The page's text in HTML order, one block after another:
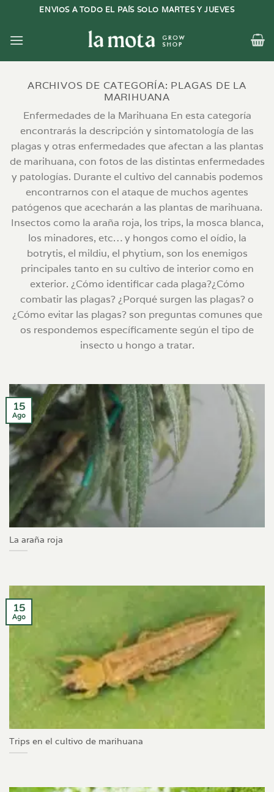
contenido
ENVIOS A TODO EL PAÍS SOLO MARTES Y JUEVES
ARCHIVOS DE CATEGORÍA: PLAGAS DE LA
MARIHUANA
Enfermedades de la Marihuana En esta categoría
encontrarás la descripción y sintomatología de las
plagas y otras enfermedades que afectan a las plantas
de marihuana, con fotos de las distintas enfermedades
y patologías. Durante el cultivo del cannabis podemos
encontrarnos con el ataque de muchos agentes
patógenos que acecharán a las plantas de marihuana.
Insectos como la araña roja, los trips, la mosca blanca,
los minadores, etc… y hongos como el oídio, la
botrytis, el mildiu, el phytium, son los enemigos
principales tanto en su cultivo de interior como en
exterior. ¿Cómo identificar cada plaga?¿Cómo
combatir las plagas? ¿Porqué surgen las plagas? o
¿Cómo evitar las plagas? son preguntas comunes que
os respondemos específicamente según el tipo de
insecto u hongo a tratar.
La araña roja
15
Ago
Trips en el cultivo de marihuana
15
Ago